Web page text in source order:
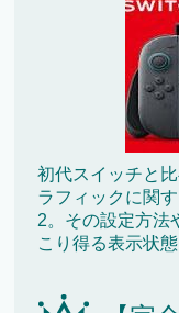
初代スイッチと
ラフィックに関
2。その設定方法
こり得る表示状態